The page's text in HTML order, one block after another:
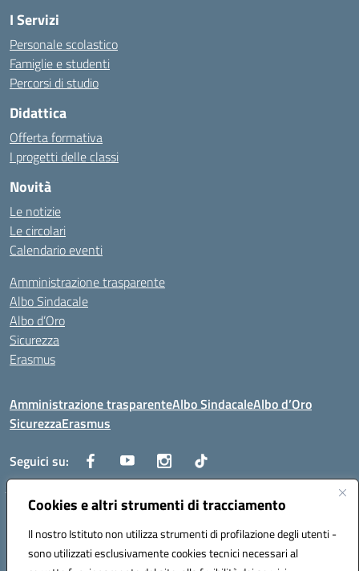
Cookies e altri strumenti di tracciamento
Il nostro Istituto non utilizza strumenti di profilazione degli utenti -
sono utilizzati esclusivamente cookies tecnici necessari al
I Servizi
Personale scolastico
Famiglie e studenti
Percorsi di studio
Didattica
Offerta formativa
I progetti delle classi
Novità
Le notizie
Le circolari
Calendario eventi
Amministrazione trasparente
Albo Sindacale
Albo d’Oro
Sicurezza
Erasmus
Amministrazione trasparenteAlbo SindacaleAlbo d’Oro
SicurezzaErasmus
Seguici su:
Centralino:0885.426034 Email:FGTD02000P@istruzione.it
Posta elettronica certificata (PEC):fgtd02000p@pec.istruzione.it